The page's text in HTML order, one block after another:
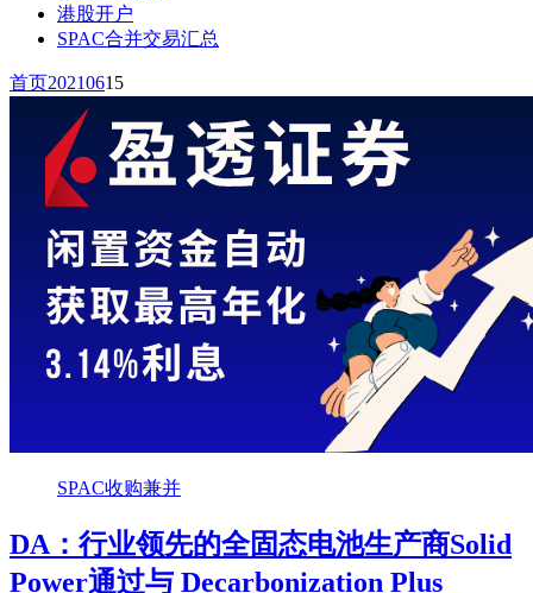
港股开户
SPAC合并交易汇总
首页20210615
SPAC收购兼并
DA：行业领先的全固态电池生产商Solid
Power通过与 Decarbonization Plus